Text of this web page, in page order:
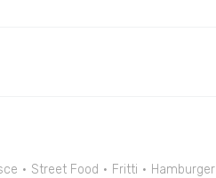
Street Food Fritti Hamburger